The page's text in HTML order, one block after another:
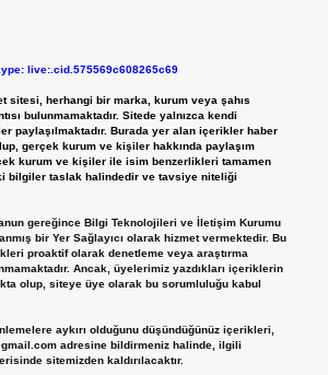
live:.cid.575569c608265c69
sitesi, herhangi bir marka, kurum veya şahıs
bulunmamaktadır. Sitede yalnızca kendi
paylaşılmaktadır. Burada yer alan içerikler haber
gerçek kurum ve kişiler hakkında paylaşım
kurum ve kişiler ile isim benzerlikleri tamamen
bilgiler taslak halindedir ve tavsiye niteliği
gereğince Bilgi Teknolojileri ve İletişim Kurumu
bir Yer Sağlayıcı olarak hizmet vermektedir. Bu
proaktif olarak denetleme veya araştırma
Ancak, üyelerimiz yazdıkları içeriklerin
olup, siteye üye olarak bu sorumluluğu kabul
aykırı olduğunu düşündüğünüz içerikleri,
adresine bildirmeniz halinde, ilgili
sitemizden kaldırılacaktır.